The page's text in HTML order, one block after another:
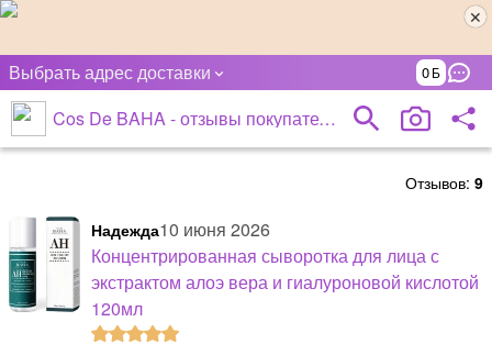
Выбрать адрес доставки 0
Cos De BAHA - отзывы покупателей
Отзывов: 9
Надежда10 июня 2026
Концентрированная сыворотка для лица с
экстрактом алоэ вера и гиалуроновой кислотой
120мл